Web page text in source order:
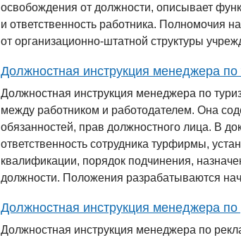
освобождения от должности, описывает
и ответственность работника. Полномочия
от организационно-штатной структуры
Должностная инструкция менеджера по
Должностная инструкция менеджера по
между работником и работодателем. Она
обязанностей, прав должностного лица. В
ответственность сотрудника турфирмы,
квалификации, порядок подчинения,
должности. Положения разрабатываются
Должностная инструкция менеджера
Должностная инструкция менеджера по